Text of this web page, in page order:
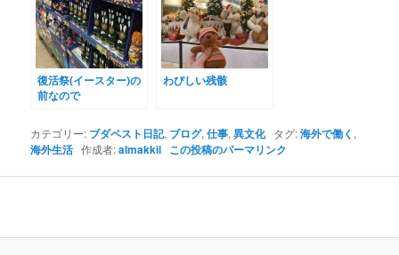
復活祭(イースター)の
前なので
わびしい残骸
カテゴリー: ブダペスト日記, ブログ,仕事,異文化タグ:海外で働く ,
海外生活 作成者:almakkii この投稿のパーマリンク